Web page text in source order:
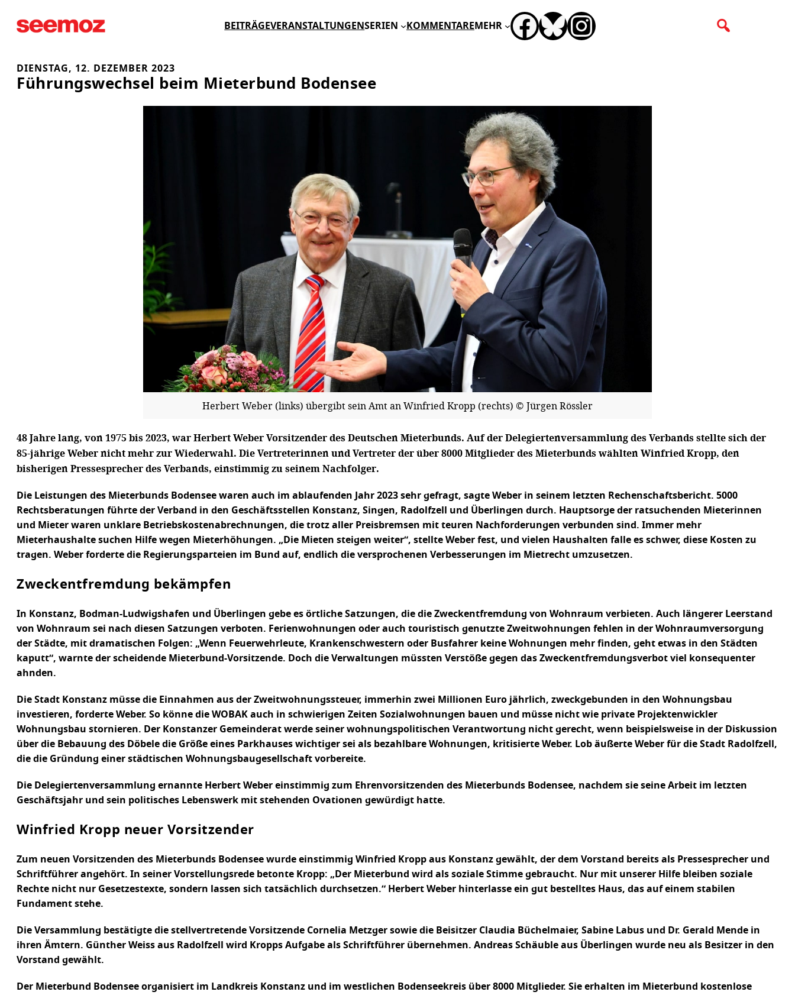
Inhalt
BEITRÄGEVERANSTALTUNGENSERIEN KOMMENTARE MEHR FACEBOOK
BLUESKYINSTAGRAM
DIENSTAG, 12. DEZEMBER 2023
Führungswechsel beim Mieterbund Bodensee
Herbert Weber (links) übergibt sein Amt an Winfried Kropp (rechts) © Jürgen Rössler
48 Jahre lang, von 1975 bis 2023, war Herbert Weber Vorsitzender des Deutschen Mieterbunds. Auf der Delegiertenversammlung des Verbands stellte sich der
85-jährige Weber nicht mehr zur Wiederwahl. Die Vertreterinnen und Vertreter der über 8000 Mitglieder des Mieterbunds wählten Winfried Kropp, den
bisherigen Pressesprecher des Verbands, einstimmig zu seinem Nachfolger.
Die Leistungen des Mieterbunds Bodensee waren auch im ablaufenden Jahr 2023 sehr gefragt, sagte Weber in seinem letzten Rechenschaftsbericht. 5000
Rechtsberatungen führte der Verband in den Geschäftsstellen Konstanz, Singen, Radolfzell und Überlingen durch. Hauptsorge der ratsuchenden Mieterinnen
und Mieter waren unklare Betriebskostenabrechnungen, die trotz aller Preisbremsen mit teuren Nachforderungen verbunden sind. Immer mehr
Mieterhaushalte suchen Hilfe wegen Mieterhöhungen. „Die Mieten steigen weiter“, stellte Weber fest, und vielen Haushalten falle es schwer, diese Kosten zu
tragen. Weber forderte die Regierungsparteien im Bund auf, endlich die versprochenen Verbesserungen im Mietrecht umzusetzen.
Zweckentfremdung bekämpfen
In Konstanz, Bodman-Ludwigshafen und Überlingen gebe es örtliche Satzungen, die die Zweckentfremdung von Wohnraum verbieten. Auch längerer Leerstand
von Wohnraum sei nach diesen Satzungen verboten. Ferienwohnungen oder auch touristisch genutzte Zweitwohnungen fehlen in der Wohnraumversorgung
der Städte, mit dramatischen Folgen: „Wenn Feuerwehrleute, Krankenschwestern oder Busfahrer keine Wohnungen mehr finden, geht etwas in den Städten
kaputt“, warnte der scheidende Mieterbund-Vorsitzende. Doch die Verwaltungen müssten Verstöße gegen das Zweckentfremdungsverbot viel konsequenter
ahnden.
Die Stadt Konstanz müsse die Einnahmen aus der Zweitwohnungssteuer, immerhin zwei Millionen Euro jährlich, zweckgebunden in den Wohnungsbau
investieren, forderte Weber. So könne die WOBAK auch in schwierigen Zeiten Sozialwohnungen bauen und müsse nicht wie private Projektenwickler
Wohnungsbau stornieren. Der Konstanzer Gemeinderat werde seiner wohnungspolitischen Verantwortung nicht gerecht, wenn beispielsweise in der Diskussion
über die Bebauung des Döbele die Größe eines Parkhauses wichtiger sei als bezahlbare Wohnungen, kritisierte Weber. Lob äußerte Weber für die Stadt Radolfzell,
die die Gründung einer städtischen Wohnungsbaugesellschaft vorbereite.
Die Delegiertenversammlung ernannte Herbert Weber einstimmig zum Ehrenvorsitzenden des Mieterbunds Bodensee, nachdem sie seine Arbeit im letzten
Geschäftsjahr und sein politisches Lebenswerk mit stehenden Ovationen gewürdigt hatte.
Winfried Kropp neuer Vorsitzender
Zum neuen Vorsitzenden des Mieterbunds Bodensee wurde einstimmig Winfried Kropp aus Konstanz gewählt, der dem Vorstand bereits als Pressesprecher und
Schriftführer angehört. In seiner Vorstellungsrede betonte Kropp: „Der Mieterbund wird als soziale Stimme gebraucht. Nur mit unserer Hilfe bleiben soziale
Rechte nicht nur Gesetzestexte, sondern lassen sich tatsächlich durchsetzen.“ Herbert Weber hinterlasse ein gut bestelltes Haus, das auf einem stabilen
Fundament stehe.
Die Versammlung bestätigte die stellvertretende Vorsitzende Cornelia Metzger sowie die Beisitzer Claudia Büchelmaier, Sabine Labus und Dr. Gerald Mende in
ihren Ämtern. Günther Weiss aus Radolfzell wird Kropps Aufgabe als Schriftführer übernehmen. Andreas Schäuble aus Überlingen wurde neu als Besitzer in den
Vorstand gewählt.
Der Mieterbund Bodensee organisiert im Landkreis Konstanz und im westlichen Bodenseekreis über 8000 Mitglieder. Sie erhalten im Mieterbund kostenlose